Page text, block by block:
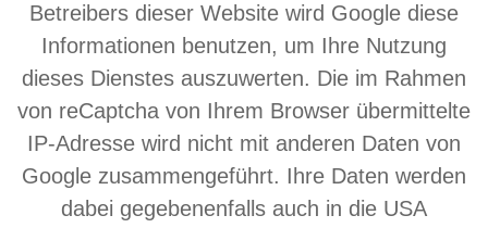
Betreibers dieser Website wird Google diese
Informationen benutzen, um Ihre Nutzung
dieses Dienstes auszuwerten. Die im Rahmen
von reCaptcha von Ihrem Browser übermittelte
IP-Adresse wird nicht mit anderen Daten von
Google zusammengeführt. Ihre Daten werden
dabei gegebenenfalls auch in die USA